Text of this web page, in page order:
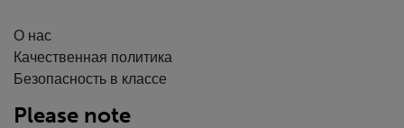
О нас
Качественная политика
Безопасность в классе
Please note